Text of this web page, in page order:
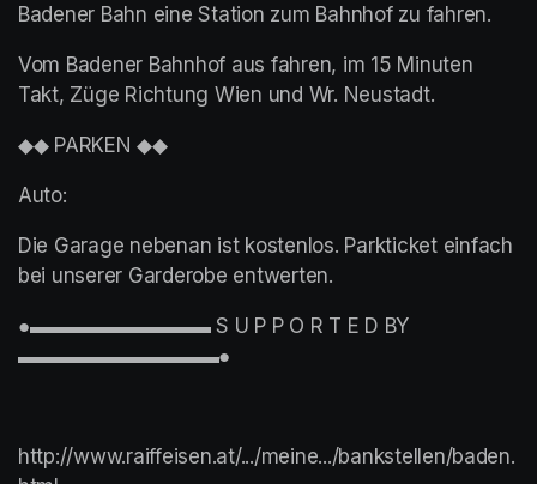
Badener Bahn eine Station zum Bahnhof zu fahren.
Vom Badener Bahnhof aus fahren, im 15 Minuten
Takt, Züge Richtung Wien und Wr. Neustadt.
◆◆ PARKEN ◆◆
Auto:
Die Garage nebenan ist kostenlos. Parkticket einfach
bei unserer Garderobe entwerten.
●▬▬▬▬▬▬▬▬▬ S U P P O R T E D BY
▬▬▬▬▬▬▬▬▬▬●
http://www.raiffeisen.at/.../meine.../bankstellen/baden.